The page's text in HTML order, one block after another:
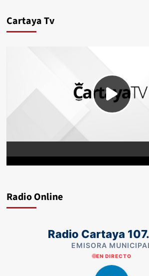
Cartaya Tv
Radio Online
Radio Cartaya
EMISORA
EN DIRECTO